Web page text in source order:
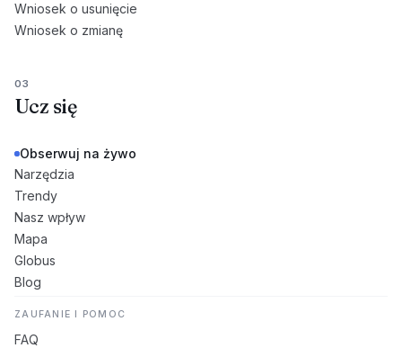
Wniosek o usunięcie
Wniosek o zmianę
03
Ucz się
Obserwuj na żywo
Narzędzia
Trendy
Nasz wpływ
Mapa
Globus
Blog
ZAUFANIE I POMOC
FAQ